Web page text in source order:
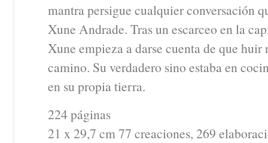
mantra persigue cualquier conversación
Xune Andrade. Tras un escarceo en la
Xune empieza a darse cuenta de que huir
camino. Su verdadero sino estaba en
en su propia tierra.
224 páginas
21 x 29,7 cm 77 creaciones, 269